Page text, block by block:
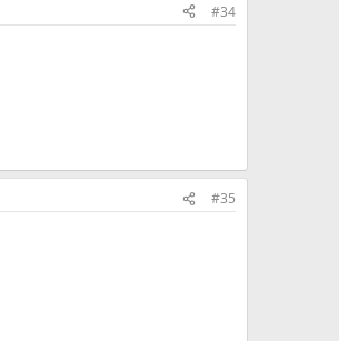
#34
#35